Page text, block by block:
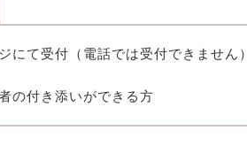
にて受付（電話では受付できません）
の付き添いができる方